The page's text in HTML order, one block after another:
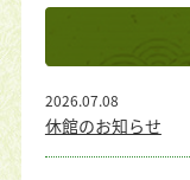
休館のお知らせ
2026.07.08